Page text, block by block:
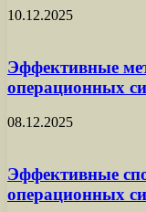
10.12.2025
Эффективные
операционных
08.12.2025
Эффективные
операционных